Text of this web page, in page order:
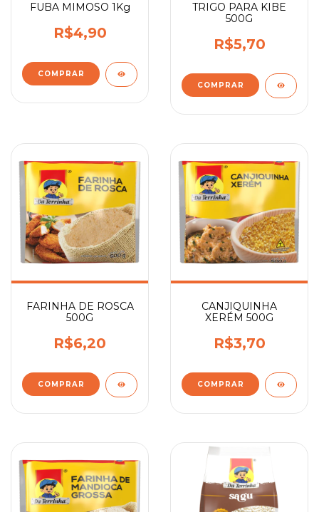
FUBA MIMOSO 1Kg
R$4,90
TRIGO PARA KIBE
500G
R$5,70
FARINHA DE ROSCA
500G
R$6,20
CANJIQUINHA
XERÉM 500G
R$3,70